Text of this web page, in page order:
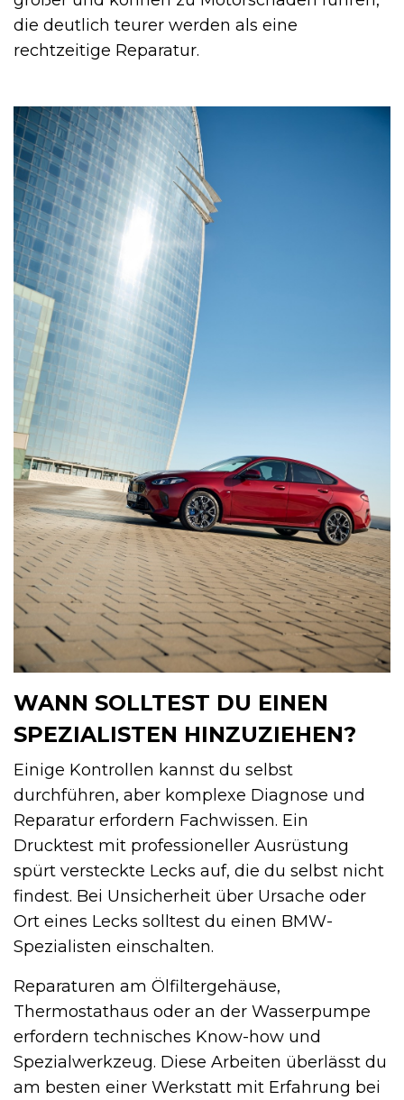
die deutlich teurer werden als eine
rechtzeitige Reparatur.
WANN SOLLTEST DU EINEN
SPEZIALISTEN HINZUZIEHEN?
Einige Kontrollen kannst du selbst
durchführen, aber komplexe Diagnose und
Reparatur erfordern Fachwissen. Ein
Drucktest mit professioneller Ausrüstung
spürt versteckte Lecks auf, die du selbst nicht
findest. Bei Unsicherheit über Ursache oder
Ort eines Lecks solltest du einen BMW-
Spezialisten einschalten.
Reparaturen am Ölfiltergehäuse,
Thermostathaus oder an der Wasserpumpe
erfordern technisches Know-how und
Spezialwerkzeug. Diese Arbeiten überlässt du
am besten einer Werkstatt mit Erfahrung bei